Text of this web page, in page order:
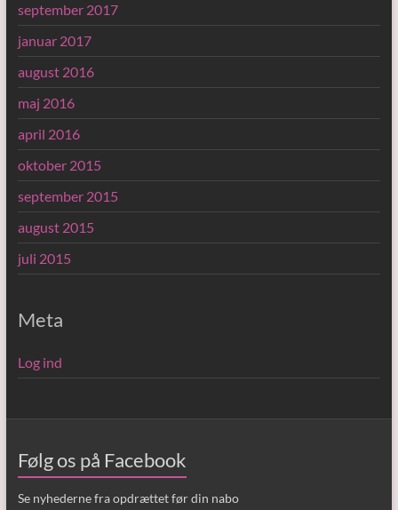
september 2017
januar 2017
august 2016
maj 2016
april 2016
oktober 2015
september 2015
august 2015
juli 2015
Meta
Log ind
Følg os på Facebook
Se nyhederne fra opdrættet før din nabo